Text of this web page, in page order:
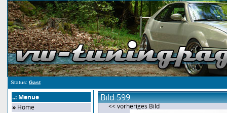
Status: Gast
..: Menue
» Home
Bild 599
<< vorheriges Bild